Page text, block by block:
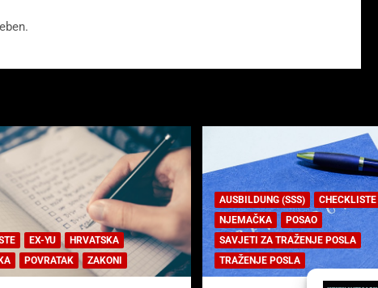
EX-YU
HRVATSKA
POVRATAK ZAKONI
AUSBILDUNG (SSS)
CHECKLISTE
NJEMAČKA
POSAO
SAVJETI ZA TRAŽENJE POSLA
TRAŽENJE POSLA